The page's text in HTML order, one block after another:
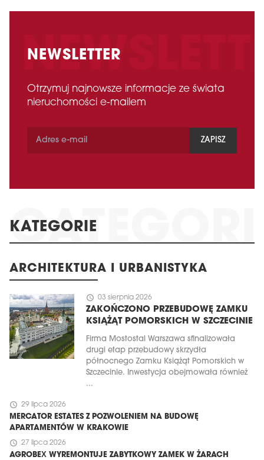
NEWSLETTER
Otrzymuj najnowsze informacje ze świata
nieruchomości e-mailem
ZAPISZ
KATEGORIE
ARCHITEKTURA I URBANISTYKA
schedule 03 sierpnia 2026
ZAKOŃCZONO PRZEBUDOWĘ ZAMKU
KSIĄŻĄT POMORSKICH W SZCZECINIE
Firma Mostostal Warszawa sfinalizowała
drugi etap przebudowy skrzydła
północnego Zamku Książąt Pomorskich w
Szczecinie. Inwestycja obejmowała również
...
schedule 29 lipca 2026
MERCATOR ESTATES Z POZWOLENIEM NA BUDOWĘ
APARTAMENTÓW W KRAKOWIE
schedule 27 lipca 2026
AGROBEX WYREMONTUJE ZABYTKOWY ZAMEK W ŻARACH